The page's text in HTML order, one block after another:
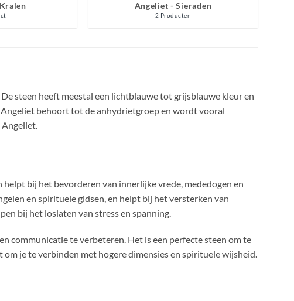
Angeliet - Sieraden
2 Producten
steen heeft meestal een lichtblauwe tot grijsblauwe kleur en
behoort tot de anhydrietgroep en wordt vooral
bij het bevorderen van innerlijke vrede, mededogen en
en spirituele gidsen, en helpt bij het versterken van
bij het loslaten van stress en spanning.
communicatie te verbeteren. Het is een perfecte steen om te
je te verbinden met hogere dimensies en spirituele wijsheid.